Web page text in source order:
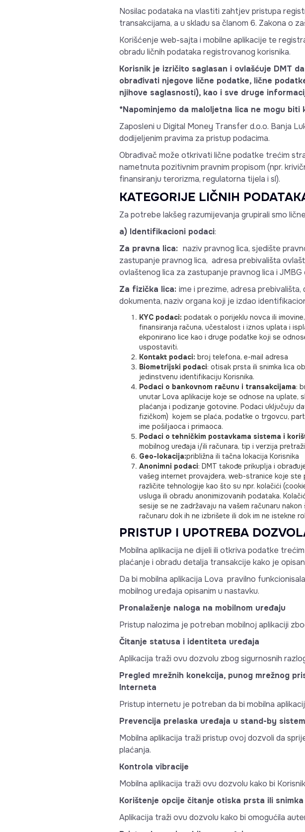
Nosilac podataka na vlastiti zahtjev pristupa
transakcijama, a u skladu sa članom 6. Zakona o
Korišćenje web-sajta i mobilne aplikacije te
obradu ličnih podataka registrovanog korisnika.
Korisnik je izričito saglasan i ovlašćuje DMT
obrađivati njegove lične podatke, lične
njihove saglasnosti), kao i sve druge
*Napominjemo da maloljetna lica ne mogu biti
Zaposleni u Digital Money Transfer d.o.o. Banja
dodijeljenim pravima za pristup podacima.
Obrađivač može otkrivati lične podatke trećim
nametnuta pozitivnim pravnim propisom (npr.
finansiranju terorizma, regulatorna tijela i sl).
KATEGORIJE LIČNIH
Za potrebe lakšeg razumijevanja grupirali smo
a) Identifikacioni podaci:
Za pravna lica: naziv pravnog lica, sjedište
zastupanje pravnog lica, adresa prebivališta
ovlaštenog lica za zastupanje pravnog lica i
Za fizička lica: ime i prezime, adresa
dokumenta, naziv organa koji je izdao
KYC podaci: podatak o porijeklu novca ili
finansiranja računa, učestalost i iznos uplata i
ekponirano lice kao i druge podatke koji se
uspostaviti.
Kontakt podaci: broj telefona, e-mail adresa
Biometrijski podaci: otisak prsta ili snimka lica
jedinstvenu identifikaciju Korisnika.
Podaci o bankovnom računu i transakcijama:
unutar Lova aplikacije koje se odnose na uplate,
plaćanja i podizanje gotovine. Podaci uključuju
fizičkom) kojem se plaća, podatke o trgovcu,
ime pošiljaoca i primaoca.
Podaci o tehničkim postavkama sistema i
mobilnog uređaja i/ili računara, tip i verzija
Geo-lokacija:približna ili tačna lokacija Korisnika
Anonimni podaci: DMT takođe prikuplja i
vašeg internet provajdera, web-stranice koje
različite tehnologije kao što su npr. kolačići
usluga ili obradu anonimizovanih podataka.
sesije se ne zadržavaju na vašem računaru
računaru dok ih ne izbrišete ili dok im ne istekne
PRISTUP I UPOTREBA
Mobilna aplikacija ne dijeli ili otkriva podatke
plaćanje i obradu detalja transakcije kako je
Da bi mobilna aplikacija Lova pravilno
mobilnog uređaja opisanim u nastavku.
Pronalaženje naloga na mobilnom uređaju
Pristup nalozima je potreban mobilnoj aplikaciji
Čitanje statusa i identiteta uređaja
Aplikacija traži ovu dozvolu zbog sigurnosnih
Pregled mrežnih konekcija, punog mrežnog
Interneta
Pristup internetu je potreban da bi mobilna
Prevencija prelaska uređaja u stand-by
Mobilna aplikacija traži pristup ovoj dozvoli da
plaćanja.
Kontrola vibracije
Mobilna aplikacija traži ovu dozvolu kako bi
Korištenje opcije čitanje otiska prsta ili
Aplikacija traži ovu dozvolu kako bi omogućila